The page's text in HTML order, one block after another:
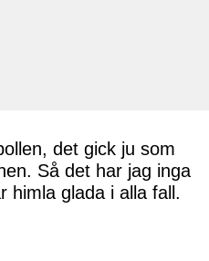
det gick ju som
Så det har jag inga
himla glada i alla fall.